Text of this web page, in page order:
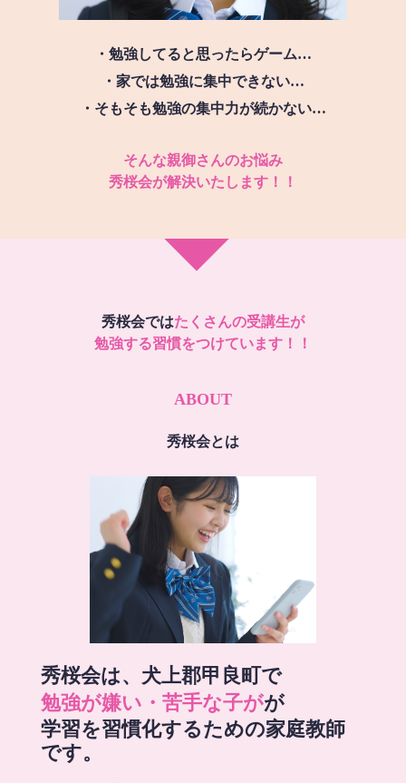
・勉強してると思ったらゲーム…
・家では勉強に集中できない…
・そもそも勉強の集中力が続かない…
そんな親御さんのお悩み
秀桜会が解決いたします！！
秀桜会ではたくさんの受講生が
勉強する習慣をつけています！！
ABOUT
秀桜会とは
秀桜会は、犬上郡甲良町で
勉強が嫌い・苦手な子がが
学習を習慣化するための家庭教師
です。